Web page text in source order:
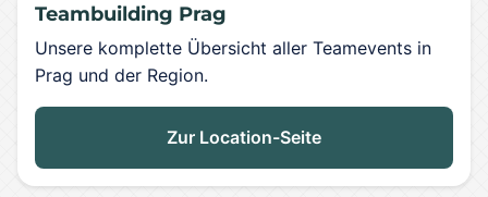
Teambuilding Prag
Unsere komplette Übersicht aller Teamevents in
Prag und der Region.
Zur Location-Seite